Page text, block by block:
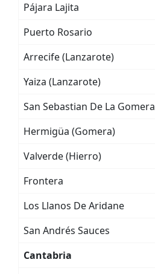
Pájara Lajita
Puerto Rosario
Arrecife (Lanzarote)
Yaiza (Lanzarote)
San Sebastian De La Gomera
Hermigüa (Gomera)
Valverde (Hierro)
Frontera
Los Llanos De Aridane
San Andrés Sauces
Cantabria